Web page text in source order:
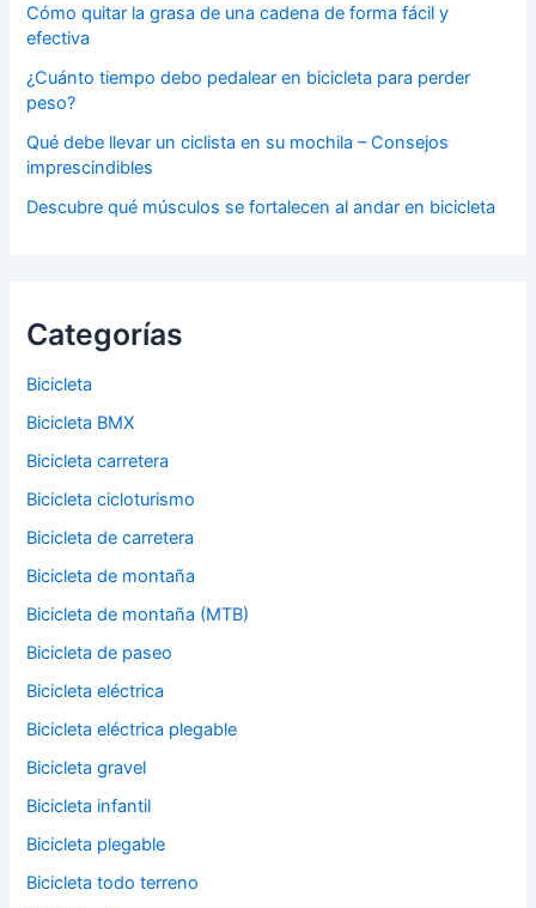
Cómo quitar la grasa de una cadena de forma fácil y
efectiva
¿Cuánto tiempo debo pedalear en bicicleta para perder
peso?
Qué debe llevar un ciclista en su mochila – Consejos
imprescindibles
Descubre qué músculos se fortalecen al andar en bicicleta
Categorías
Bicicleta
Bicicleta BMX
Bicicleta carretera
Bicicleta cicloturismo
Bicicleta de carretera
Bicicleta de montaña
Bicicleta de montaña (MTB)
Bicicleta de paseo
Bicicleta eléctrica
Bicicleta eléctrica plegable
Bicicleta gravel
Bicicleta infantil
Bicicleta plegable
Bicicleta todo terreno